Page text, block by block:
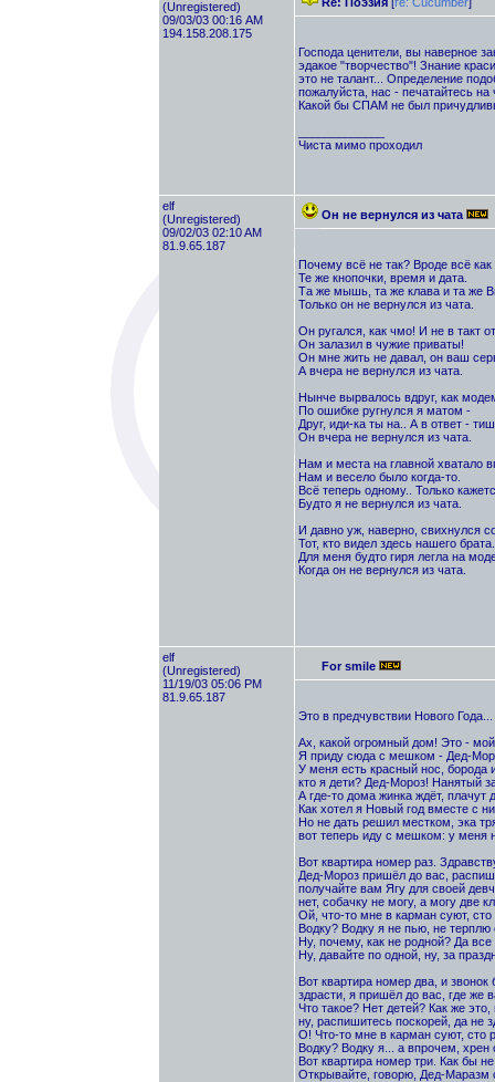
(Unregistered)
09/03/03 00:16 AM
194.158.208.175
Господа ценители, вы наверное
эдакое "творчество"! Знание
это не талант... Определение
пожалуйста, нас - печатайтесь
Какой бы СПАМ не был
Чиста мимо проходил
elf
(Unregistered)
09/02/03 02:10 AM
81.9.65.187
Он не вернулся из чата
Почему всё не так? Вроде всё как
Те же кнопочки, время и дата.
Та же мышь, та же клава и та же
Только он не вернулся из чата.
Он ругался, как чмо! И не в такт
Он залазил в чужие приваты!
Он мне жить не давал, он ваш
А вчера не вернулся из чата.
Нынче вырвалось вдруг, как
По ошибке ругнулся я матом -
Друг, иди-ка ты на.. А в ответ -
Он вчера не вернулся из чата.
Нам и места на главной хватало
Нам и весело было когда-то.
Всё теперь одному.. Только
Будто я не вернулся из чата.
И давно уж, наверно, свихнулся
Тот, кто видел здесь нашего брата.
Для меня будто гиря легла на
Когда он не вернулся из чата.
elf
(Unregistered)
11/19/03 05:06 PM
81.9.65.187
For smile
Это в предчувствии Нового Года...
Ах, какой огромный дом! Это - мой
Я приду сюда с мешком - Дед-
У меня есть красный нос, борода
кто я дети? Дед-Мороз! Hанятый
А где-то дома жинка ждёт, плачут
Как хотел я Hовый год вместе с
Hо не дать решил местком, эка
вот теперь иду с мешком: у меня
Вот квартира номер раз.
Дед-Мороз пришёл до вас,
получайте вам Ягу для своей
нет, собачку не могу, а могу две
Ой, что-то мне в карман суют,
Водку? Водку я не пью, не терплю
Hу, почему, как не родной? Да
Hу, давайте по одной, ну, за
Вот квартира номер два, и звонок
здрасти, я пришёл до вас, где же
Что такое? Hет детей? Как же это,
ну, распишитесь поскорей, да не
О! Что-то мне в карман суют, сто
Водку? Водку я... а впрочем, хрен
Вот квартира номер три. Как бы
Открывайте, говорю, Дед-Маразм